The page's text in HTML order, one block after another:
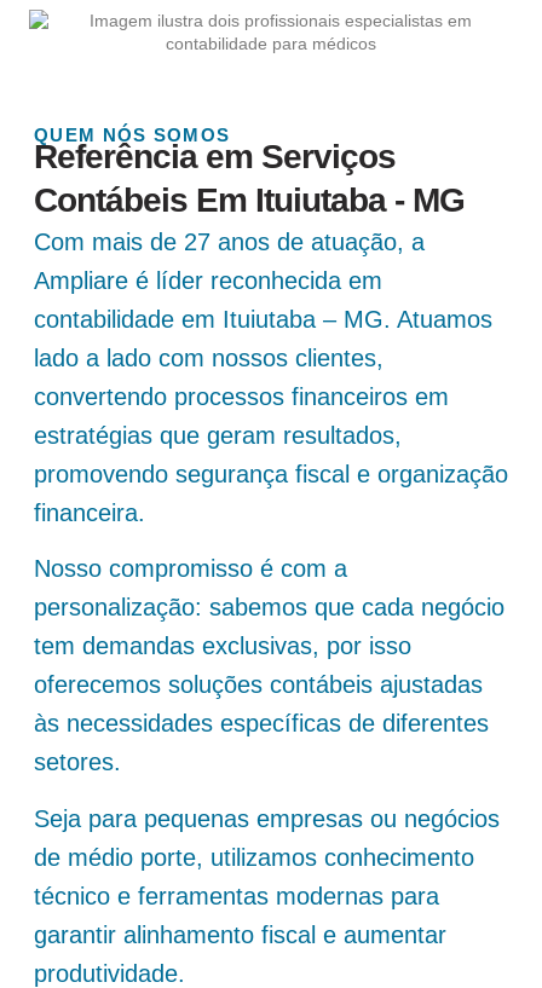
QUEM NÓS SOMOS
Referência em Serviços
Contábeis Em Ituiutaba - MG
Com mais de 27 anos de atuação, a
Ampliare é líder reconhecida em
contabilidade em Ituiutaba – MG. Atuamos
lado a lado com nossos clientes,
convertendo processos financeiros em
estratégias que geram resultados,
promovendo segurança fiscal e organização
financeira.
Nosso compromisso é com a
personalização: sabemos que cada negócio
tem demandas exclusivas, por isso
oferecemos soluções contábeis ajustadas
às necessidades específicas de diferentes
setores.
Seja para pequenas empresas ou negócios
de médio porte, utilizamos conhecimento
técnico e ferramentas modernas para
garantir alinhamento fiscal e aumentar
produtividade.